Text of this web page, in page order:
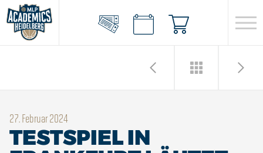
27. Februar 2024
TESTSPIEL IN